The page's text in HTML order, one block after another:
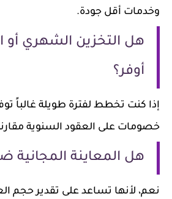
وخدمات أقل جودة.
هل التخزين الشهري أو
أوفر؟
إذا كنت تخطط لفترة طويلة غالباً
خصومات على العقود السنوية
هل المعاينة المجانية
نعم، لأنها تساعد على تقدير حجم